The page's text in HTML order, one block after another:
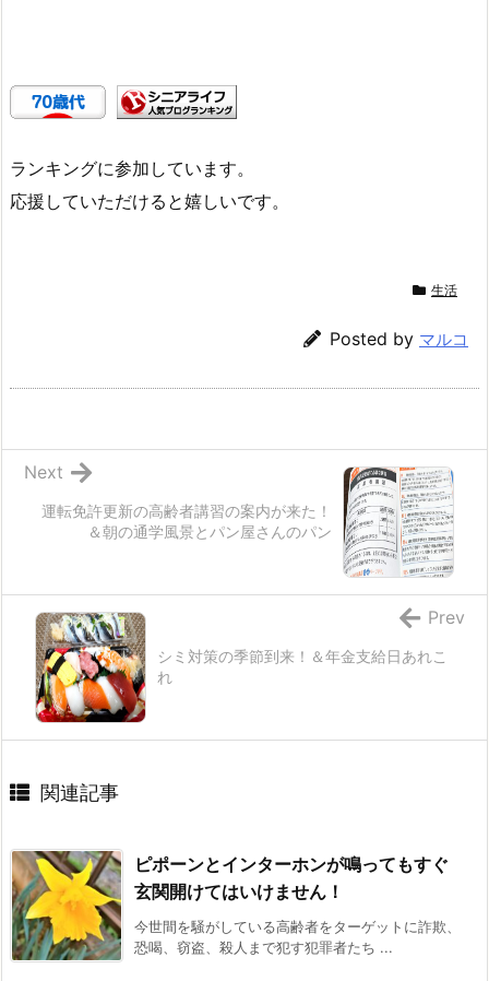
ランキングに参加しています。
応援していただけると嬉しいです。
生活
Posted by マルコ
運転免許更新の高齢者講習の案内が来た！
＆朝の通学風景とパン屋さんのパン
Next
シミ対策の季節到来！＆年金支給日あれこ
れ
Prev
関連記事
ピポーンとインターホンが鳴ってもすぐ
玄関開けてはいけません！
今世間を騒がしている高齢者をターゲットに詐欺、
恐喝、窃盗、殺人まで犯す犯罪者たち ...